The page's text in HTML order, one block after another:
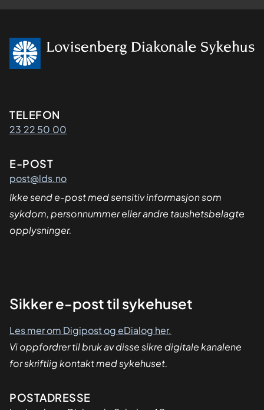
Kontaktinformasjon
TELEFON
23 22 50 00
E-POST
post@lds.no
Ikke send e-post med sensitiv informasjon som
sykdom, personnummer eller andre taushetsbelagte
opplysninger.
Sikker
Sikker e-post til sykehuset
Les mer om Digipost og eDialog her.
Vi oppfordrer til bruk av disse sikre digitale kanalene
for skriftlig kontakt med sykehuset.
Adresse
POSTADRESSE